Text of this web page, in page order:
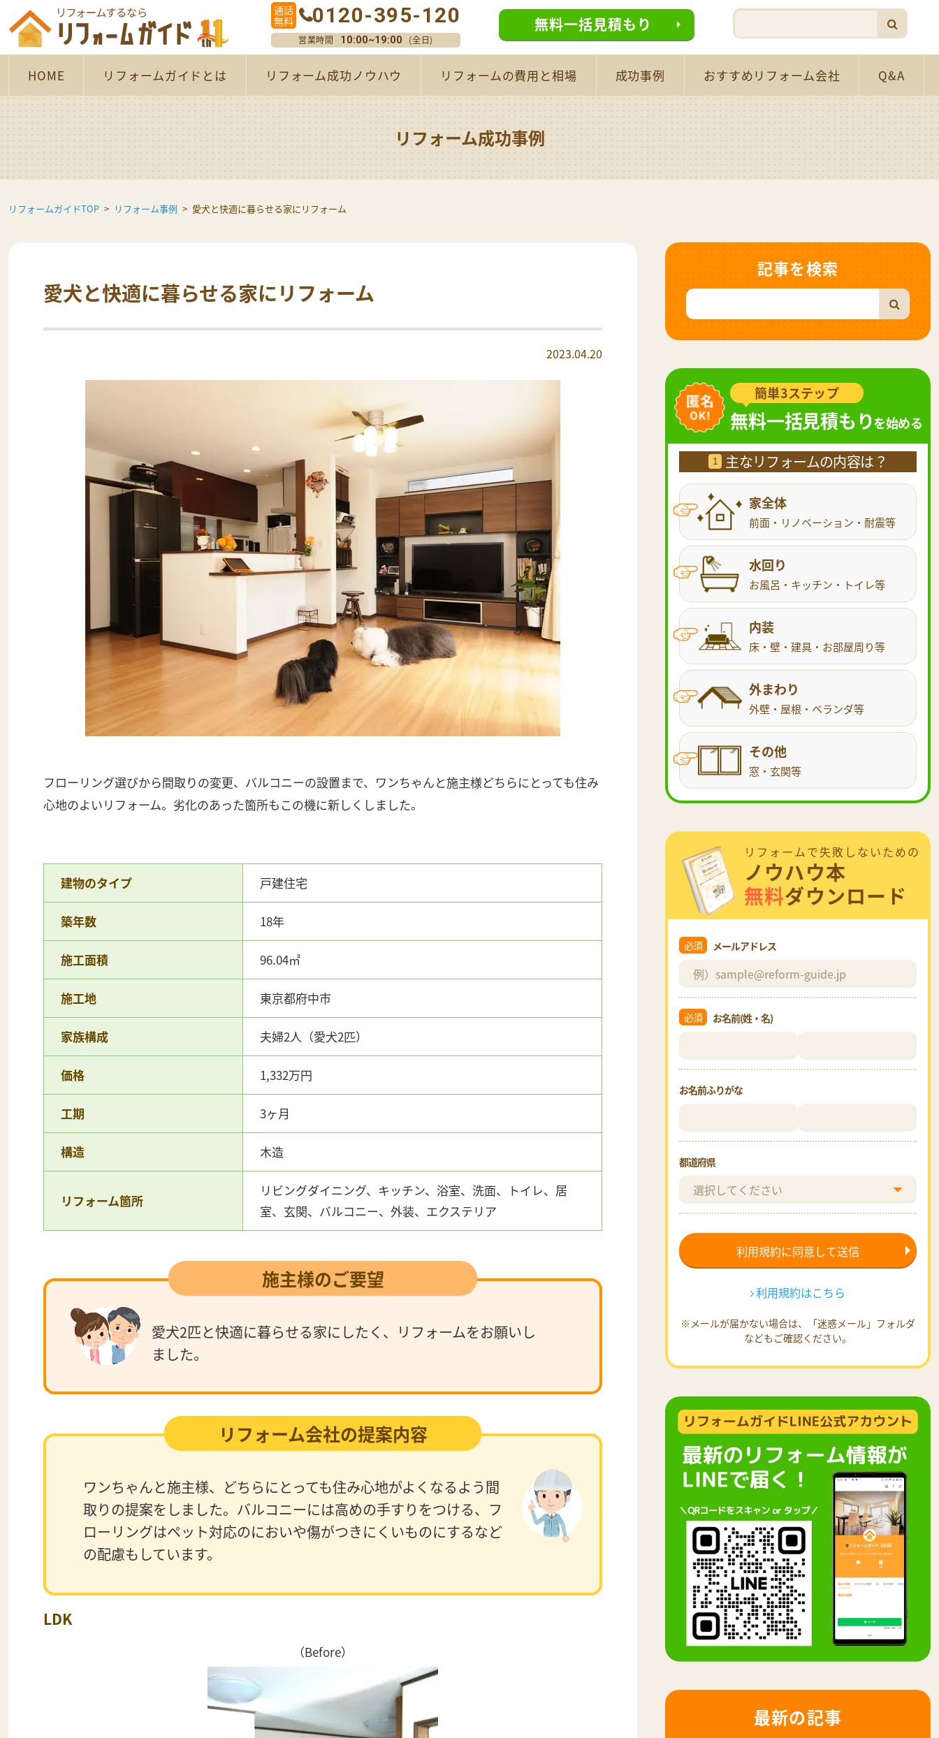
通話
無料
0120-395-120
営業時間 10:00~19:00 (全日)
無料一括見積もり
HOME リフォームガイドとは リフォーム成功ノウハウ リフォームの費用と相場 成功事例 おすすめリフォーム会社 Q&A
リフォーム成功事例
リフォームガイドTOP リフォーム事例 愛犬と快適に暮らせる家にリフォーム
愛犬と快適に暮らせる家にリフォーム
2023.04.20
フローリング選びから間取りの変更、バルコニーの設置まで、ワンちゃんと施主様どちらにとっても住み
心地のよいリフォーム。劣化のあった箇所もこの機に新しくしました。
建物のタイプ 戸建住宅
築年数 18年
施工面積 96.04㎡
施工地 東京都府中市
家族構成 夫婦2人（愛犬2匹）
価格 1,332万円
工期 3ヶ月
構造 木造
リフォーム箇所
リビングダイニング、キッチン、浴室、洗面、トイレ、居
室、玄関、バルコニー、外装、エクステリア
施主様のご要望
愛犬2匹と快適に暮らせる家にしたく、リフォームをお願いし
ました。
リフォーム会社の提案内容
ワンちゃんと施主様、どちらにとっても住み心地がよくなるよう間
取りの提案をしました。バルコニーには高めの手すりをつける、フ
ローリングはペット対応のにおいや傷がつきにくいものにするなど
の配慮もしています。
LDK
（Before）
記事を検索
簡単3ステップ
無料一括見積もりを始める
1 主なリフォームの内容は？
家全体
前面・リノベーション・耐震等
水回り
お風呂・キッチン・トイレ等
内装
床・壁・建具・お部屋周り等
外まわり
外壁・屋根・ベランダ等
その他
窓・玄関等
リフォームで失敗しないための
ノウハウ本
無料ダウンロード
必須 メールアドレス
必須 お名前(姓・名)
お名前ふりがな
都道府県
利用規約はこちら
※メールが届かない場合は、「迷惑メール」フォルダ
などもご確認ください。
最新の記事